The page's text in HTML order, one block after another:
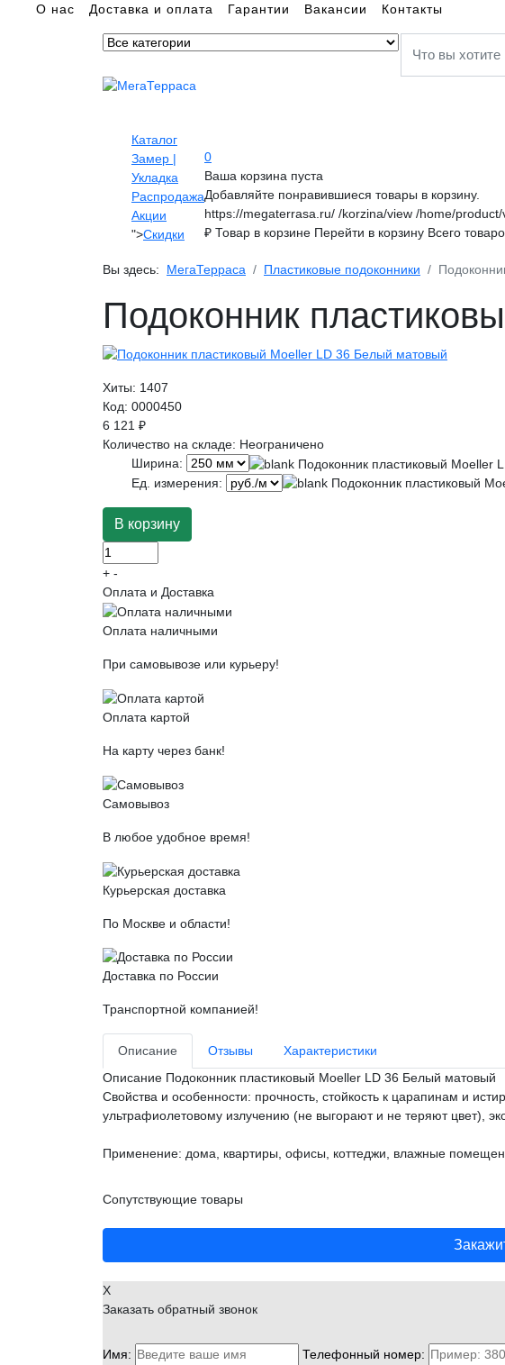
О нас Доставка и оплата Гарантии Вакансии Контакты
Каталог
Замер |
Укладка
Распродажа
Акции
">Скидки
0
Ваша корзина пуста
Добавляйте понравившиеся товары в корзину.
https://megaterrasa.ru/ /korzina/view /home/product/
₽ Товар в корзине Перейти в корзину Всего
Вы здесь: МегаТерраса Пластиковые подоконники
Подоконник
Хиты: 1407
Код: 0000450
6 121 ₽
Количество на складе: Неограничено
Ширина:
Ед. измерения:
+ -
Оплата и Доставка
Оплата наличными
При самовывозе или курьеру!
Оплата картой
На карту через банк!
Самовывоз
В любое удобное время!
Курьерская доставка
По Москве и области!
Доставка по России
Транспортной компанией!
Описание Отзывы
Характеристики
Описание Подоконник пластиковый Moeller LD 36 Белый матовый
Свойства и особенности: прочность, стойкость к царапинам и
ультрафиолетовому излучению (не выгорают и не теряют цвет),
Применение: дома, квартиры, офисы, коттеджи, влажные
Сопутствующие товары
X
Заказать обратный звонок
Имя: Телефонный номер: